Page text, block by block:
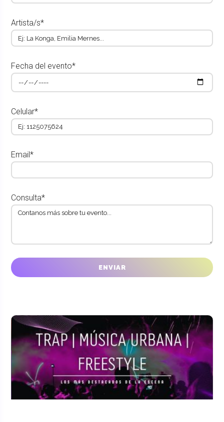
Artista/s*
Fecha del evento*
Celular*
Email*
Consulta*